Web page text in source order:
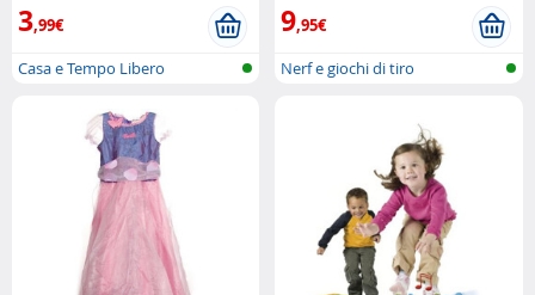
3,99€
Casa e Tempo Libero
9,95€
Nerf e giochi di tiro